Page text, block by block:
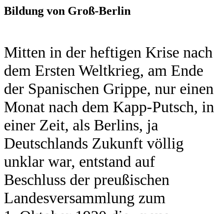
Bildung von Groß-Berlin
Mitten in der heftigen Krise nach
dem Ersten Weltkrieg, am Ende
der Spanischen Grippe, nur einen
Monat nach dem Kapp-Putsch, in
einer Zeit, als Berlins, ja
Deutschlands Zukunft völlig
unklar war, entstand auf
Beschluss der preußischen
Landesversammlung zum